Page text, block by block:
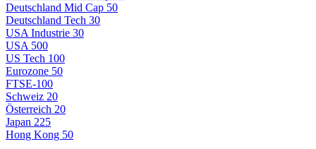
Deutschland Mid Cap 50
Deutschland Tech 30
USA Industrie 30
USA 500
US Tech 100
Eurozone 50
FTSE-100
Schweiz 20
Österreich 20
Japan 225
Hong Kong 50